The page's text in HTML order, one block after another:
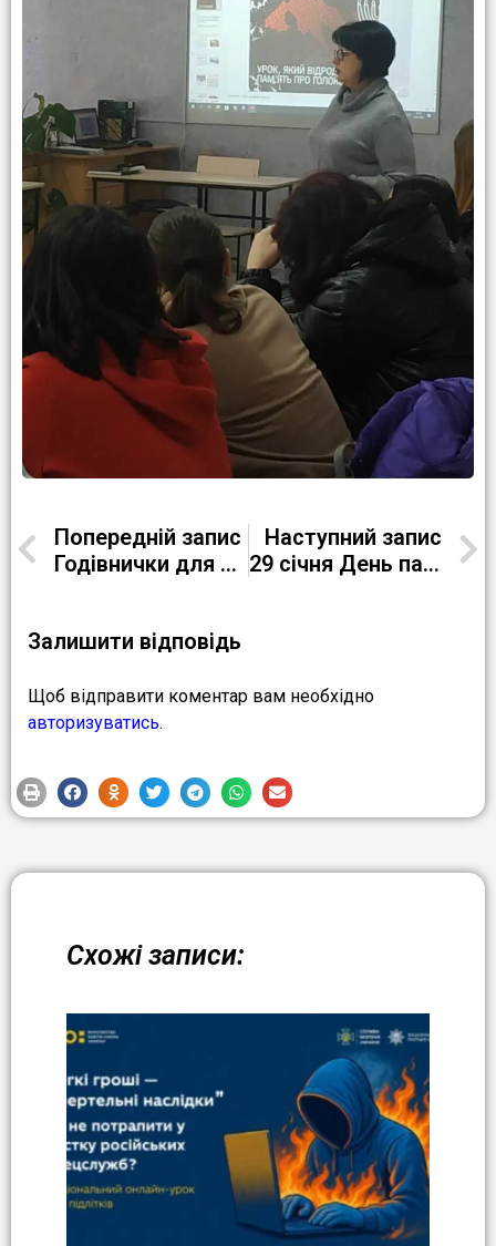
Попередній запис
Годівнички для наших пернатих друзів
Наступний запис
29 січня День пам’яті Героїв Крут
Залишити відповідь
Щоб відправити коментар вам необхідно
авторизуватись.
Схожі записи: